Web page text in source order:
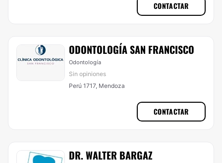
CONTACTAR
ODONTOLOGÍA SAN FRANCISCO
Odontología
Sin opiniones
Perú 1717, Mendoza
CONTACTAR
DR. WALTER BARGAZ